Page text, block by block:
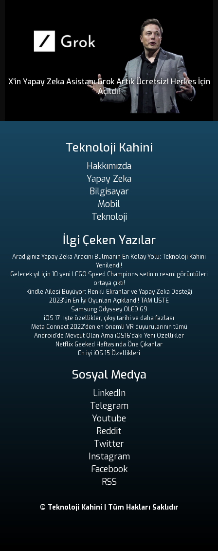
X'in Yapay Zeka Asistanı Grok Artık Ücretsiz! Herkes İçin
Açıldı!
Teknoloji Kahini
Hakkımızda
Yapay Zeka
Bilgisayar
Mobil
Teknoloji
İlgi Çeken Yazılar
Aradığınız Yapay Zeka Aracını Bulmanın En Kolay Yolu: Teknoloji Kahini
Yenilendi!
Gelecek yıl için 10 yeni LEGO Speed ​​Champions setinin resmi görüntüleri
ortaya çıktı!
Kindle Ailesi Büyüyor: Renkli Ekranlar ve Yapay Zeka Desteği
2023'ün En İyi Oyunları Açıklandı! TAM LİSTE
Samsung Odyssey OLED G9
iOS 17: İşte özellikler, çıkış tarihi ve daha fazlası
Meta Connect 2022'den en önemli VR duyurularının tümü
Android'de Mevcut Olan Ama iOS16'daki Yeni Özellikler
Netflix Geeked Haftasında Öne Çıkanlar
En iyi iOS 15 Özellikleri
Sosyal Medya
LinkedIn
Telegram
Youtube
Reddit
Twitter
Instagram
Facebook
RSS
© Teknoloji Kahini | Tüm Hakları Saklıdır